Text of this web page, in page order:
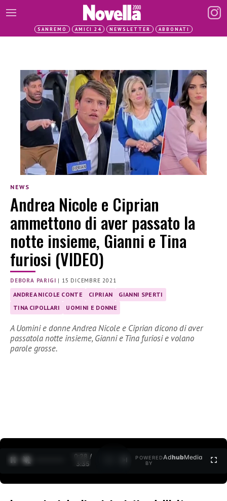
SANREMO AMICI 24 NEWSLETTER ABBONATI
NEWS
Andrea Nicole e Ciprian
ammettono di aver passato la
notte insieme, Gianni e Tina
furiosi (VIDEO)
DEBORA PARIGI | 15 DICEMBRE 2021
ANDREA NICOLE CONTE CIPRIAN
GIANNI SPERTI
TINA CIPOLLARI
UOMINI E DONNE
A Uomini e donne Andrea Nicole e Ciprian dicono di aver
passatola notte insieme, Gianni e Tina furiosi e volano
parole grosse.
0:29 /
3:35
POWERED
BY
AdhubMedia